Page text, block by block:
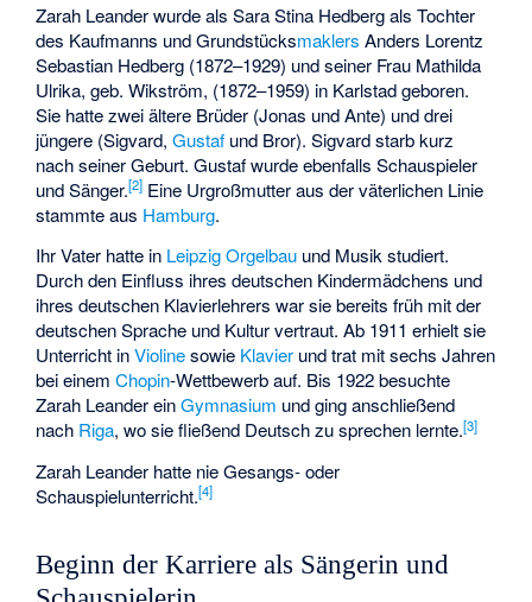
Zarah Leander wurde als Sara Stina Hedberg als Tochter
des Kaufmanns und Grundstücksmaklers Anders Lorentz
Sebastian Hedberg (1872–1929) und seiner Frau Mathilda
Ulrika, geb. Wikström, (1872–1959) in Karlstad geboren.
Sie hatte zwei ältere Brüder (Jonas und Ante) und drei
jüngere (Sigvard,Gustaf und Bror). Sigvard starb kurz
nach seiner Geburt. Gustaf wurde ebenfalls Schauspieler
und Sänger.[2] Eine Urgroßmutter aus der väterlichen Linie
stammte aus Hamburg.
Ihr Vater hatte in Leipzig Orgelbau und Musik studiert.
Durch den Einfluss ihres deutschen Kindermädchens und
ihres deutschen Klavierlehrers war sie bereits früh mit der
deutschen Sprache und Kultur vertraut. Ab 1911 erhielt sie
Unterricht inViolinesowie Klavier und trat mit sechs Jahren
bei einemChopin-Wettbewerb auf. Bis 1922 besuchte
Zarah Leander einGymnasium und ging anschließend
nach Riga, wo sie fließend Deutsch zu sprechen lernte.[3]
Zarah Leander hatte nie Gesangs- oder
Schauspielunterricht.[4]
Beginn der Karriere als Sängerin und